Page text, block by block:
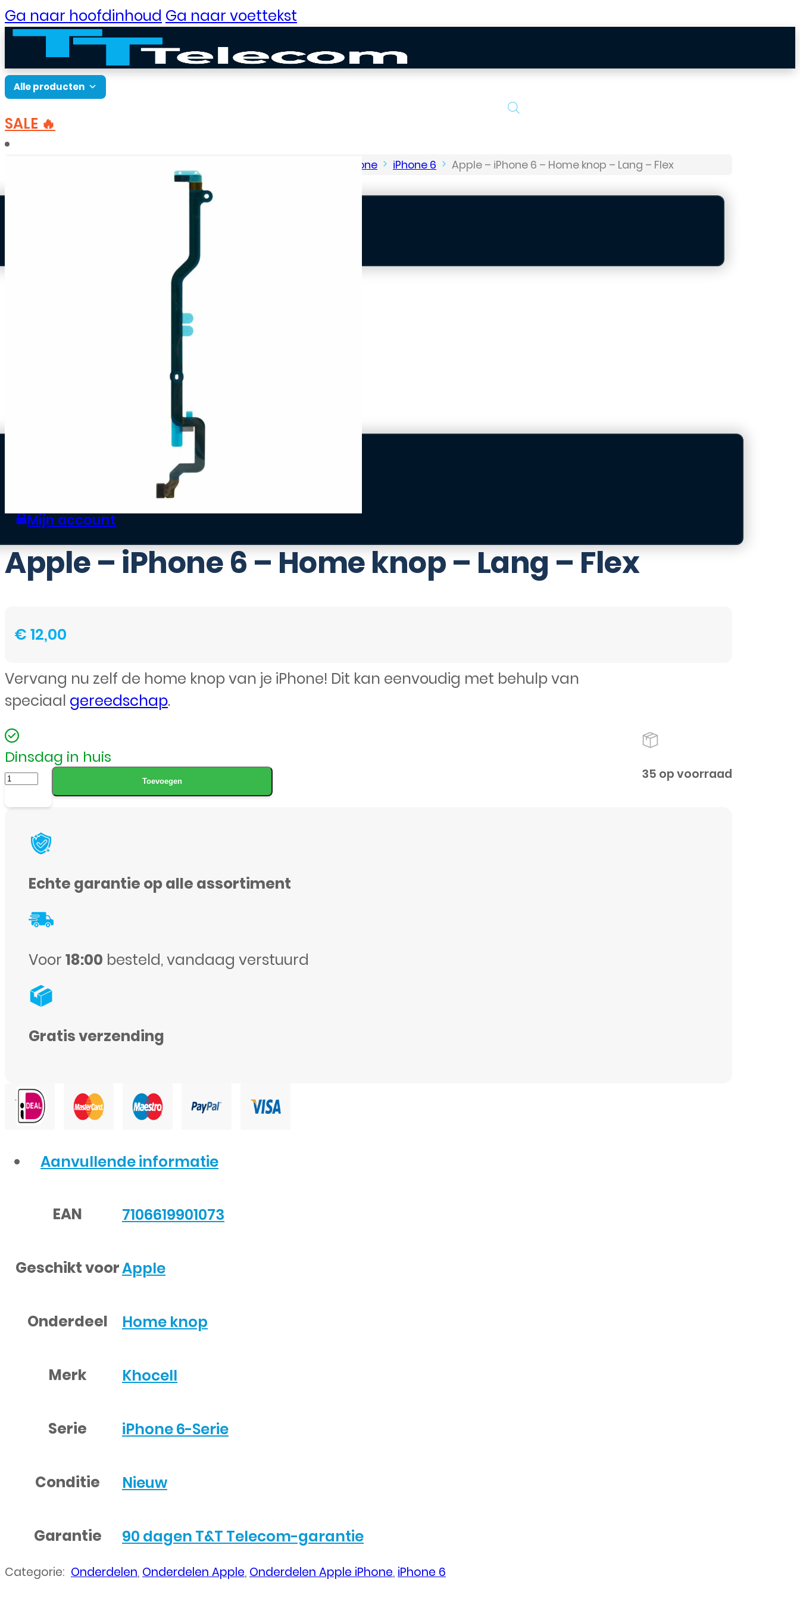
Ga naar hoofdinhoud Ga naar voettekst
Alle producten
SALE 🔥
Zakelijke klant worden
Mijn account
Onderdelen Apple iPhone iPhone 6 Apple – iPhone 6 – Home knop – Lang – Flex
Apple – iPhone 6 – Home knop – Lang – Flex
€12,00
Vervang nu zelf de home knop van je iPhone! Dit kan eenvoudig met behulp van
speciaal gereedschap.
Dinsdag in huis
Apple
Home
aantal
Toevoegen 35 op voorraad
Echte garantie op alle assortiment
Voor 18:00 besteld, vandaag verstuurd
Gratis verzending
Aanvullende informatie
EAN 7106619901073
Geschikt voorApple
Onderdeel Home knop
Merk Khocell
Serie iPhone 6-Serie
Conditie Nieuw
Garantie 90 dagen T&T Telecom-garantie
Categorie: Onderdelen, Onderdelen Apple, Onderdelen Apple iPhone, iPhone 6